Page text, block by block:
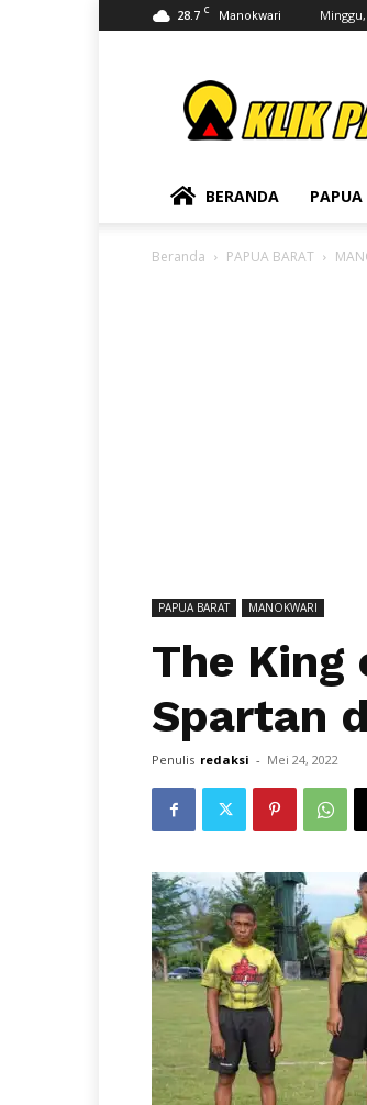
28.7 C Manokwari
BERANDA
Beranda PAPUA BARAT
PAPUA BARAT MANOKWARI
The King
Spartan
Penulis redaksi - Mei 24, 2022